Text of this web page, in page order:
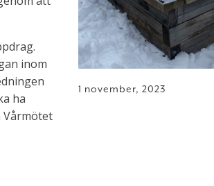
inom
ha
Vårmötet
1 november, 2023